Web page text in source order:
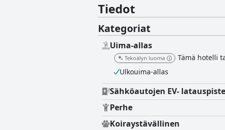
Tiedot
Kategoriat
Uima-allas
Tekoälyn luoma
Tämä hotelli
Ulkouima-allas
Sähköautojen EV- latauspiste
Perhe
Koiraystävällinen